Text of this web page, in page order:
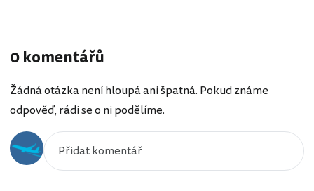
0 komentářů
Žádná otázka není hloupá ani špatná. Pokud známe
odpověď, rádi se o ni podělíme.